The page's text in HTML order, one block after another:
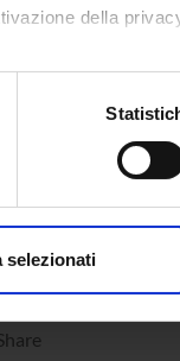
della
con
Dichiarazione sui
combinarle
selezionati